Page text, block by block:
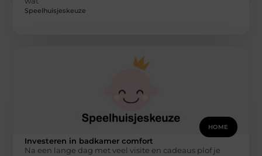
Speelhuisjeskeuze
HOME
Investeren in badkamer comfort
Na een lange dag met veel visite en cadeaus plof je